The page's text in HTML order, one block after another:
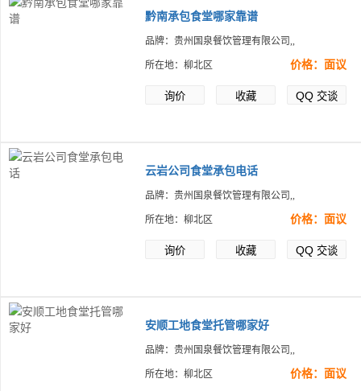
黔南承包食堂哪家靠谱
品牌：贵州国泉餐饮管理有限公司,,
所在地：柳北区 价格：面议
询价 收藏 QQ 交谈
云岩公司食堂承包电话
品牌：贵州国泉餐饮管理有限公司,,
所在地：柳北区 价格：面议
询价 收藏 QQ 交谈
安顺工地食堂托管哪家好
品牌：贵州国泉餐饮管理有限公司,,
所在地：柳北区 价格：面议